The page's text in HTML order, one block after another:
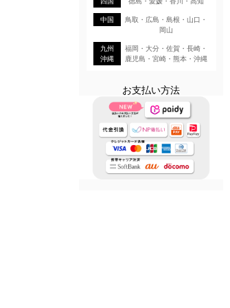
中国
鳥取・広島・島根・山口・
岡山
九州
沖縄
福岡・大分・佐賀・長崎・
鹿児島・宮崎・熊本・沖縄
お支払い方法